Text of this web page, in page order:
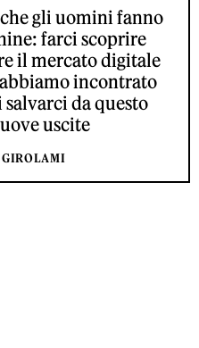
gli uomini fanno
farci scoprire
il mercato digitale
incontrato
da questo
uscite
GIROLAMI